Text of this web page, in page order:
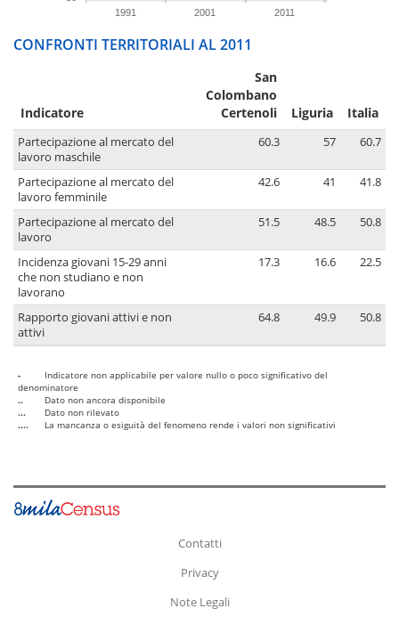
1991 2001 2011
CONFRONTI TERRITORIALI AL 2011
Indicatore
San
Colombano
Certenoli
Liguria Italia
Partecipazione al mercato del
lavoro maschile
60.3 57 60.7
Partecipazione al mercato del
lavoro femminile
42.6 41 41.8
Partecipazione al mercato del
lavoro
51.5 48.5 50.8
Incidenza giovani 15-29 anni
che non studiano e non
lavorano
17.3 16.6 22.5
Rapporto giovani attivi e non
attivi
64.8 49.9 50.8
-
Indicatore non applicabile per valore nullo o poco significativo del
denominatore
..
Dato non ancora disponibile
...
Dato non rilevato
....
La mancanza o esiguità del fenomeno rende i valori non significativi
Contatti
Privacy
Note Legali